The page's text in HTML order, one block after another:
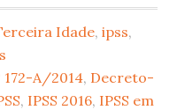
Idade,ipss,
A/2014, Decreto-
, IPSS 2016, IPSS em